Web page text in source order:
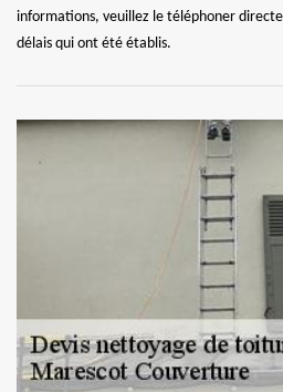
informations, veuillez le téléphoner
délais qui ont été établis.